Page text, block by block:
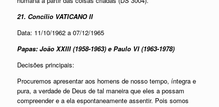
21. Concílio VATICANO II
Data: 11/10/1962 a 07/12/1965
Papas: João XXIII (1958-1963) e Paulo VI (1963-1978)
Decisões principais:
Procuremos apresentar aos homens de nosso tempo, íntegra e
pura, a verdade de Deus de tal maneira que eles a possam
compreender e a ela espontaneamente assentir. Pois somos